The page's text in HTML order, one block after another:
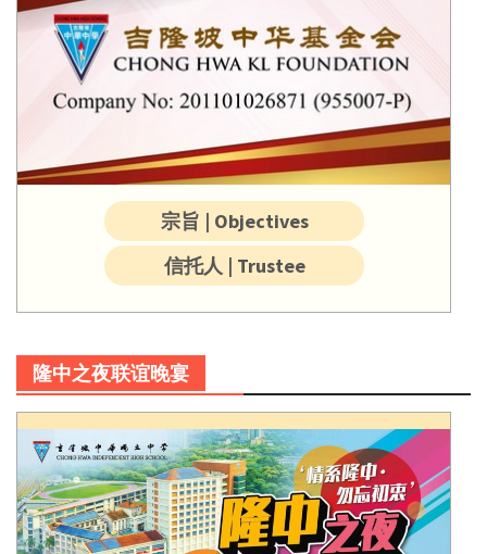
宗旨 | Objectives
信托人 | Trustee
隆中之夜联谊晚宴